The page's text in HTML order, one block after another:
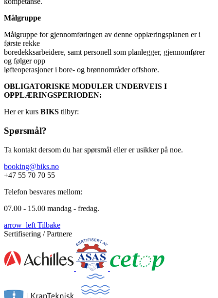
Målgruppe
Målgruppe for gjennomføringen av denne opplæringsplanen er i
første rekke
boredekksarbeidere, samt personell som planlegger, gjennomfører
og følger opp
løfteoperasjoner i bore- og brønnområder offshore.
OBLIGATORISKE MODULER UNDERVEIS I
OPPLÆRINGSPERIODEN:
Her er kurs BIKS tilbyr:
Spørsmål?
Ta kontakt dersom du har spørsmål eller er usikker på noe.
booking@biks.no
+47 55 70 70 55
Telefon besvares mellom:
07.00 - 15.00 mandag - fredag.
arrow_left Tilbake
Sertifisering / Partnere